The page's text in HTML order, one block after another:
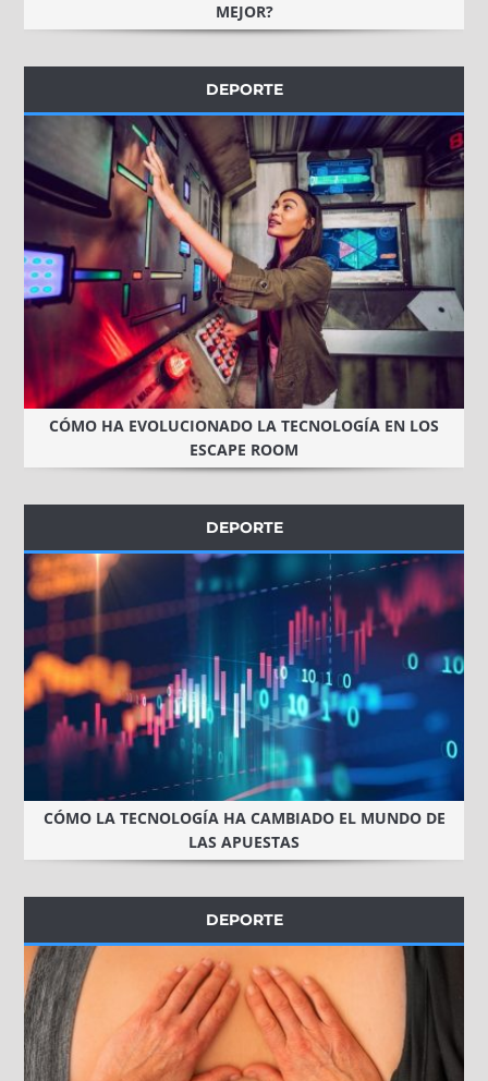
MEJOR?
DEPORTE
CÓMO HA EVOLUCIONADO LA TECNOLOGÍA EN LOS
ESCAPE ROOM
DEPORTE
CÓMO LA TECNOLOGÍA HA CAMBIADO EL MUNDO DE
LAS APUESTAS
DEPORTE